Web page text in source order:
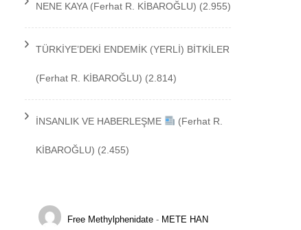
NENE KAYA (Ferhat R. KİBAROĞLU) (2.955)
TÜRKİYE’DEKİ ENDEMİK (YERLİ) BİTKİLER
(Ferhat R. KİBAROĞLU) (2.814)
İNSANLIK VE HABERLEŞME (Ferhat R.
KİBAROĞLU) (2.455)
Free Methylphenidate - METE HAN